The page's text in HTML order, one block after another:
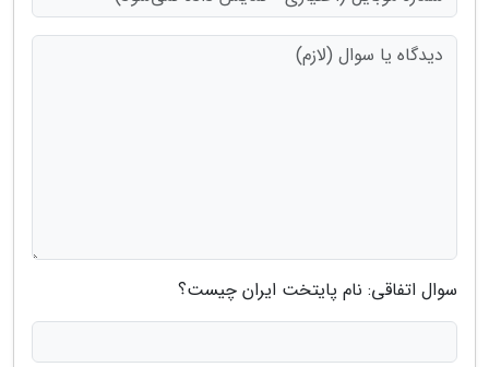
سوال اتفاقی: نام پایتخت ایران چیست؟